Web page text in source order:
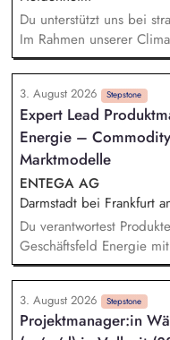
liegt in der Konzeption,
Fachschulungen,
zu umwelt- und
Du unterstützt uns bei
Im Rahmen unserer
an möglichen CO2-
auf dem Weg zur
(CSRD) der EU
bei dem Facelift unseres
übernimmst Du konkret
bist ein fester Teil des
Initiativen wie dem UN
an den Sustainable
Nationen.
3. August 2026 Stepstone
Expert Lead
Energie –
Marktmodelle
ENTEGA AG
Darmstadt bei Frankfurt
Du verantwortest
Geschäftsfeld Energie
neue Marktmodelle und
Marktanforderung bis
Du steuerst den
deiner Strom- und
3. August 2026 Stepstone
Projektmanager:in